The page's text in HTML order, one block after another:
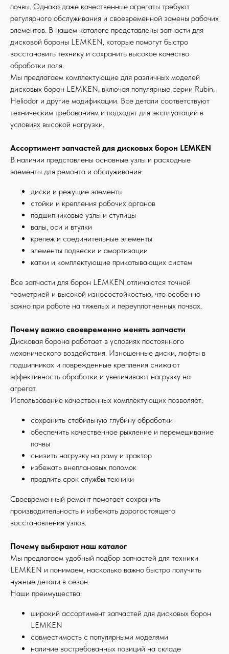
почвы. Однако даже качественные агрегаты требуют
регулярного обслуживания и своевременной замены рабочих
элементов. В нашем каталоге представлены запчасти для
дисковой бороны LEMKEN, которые помогут быстро
восстановить технику и сохранить высокое качество
обработки поля.
Мы предлагаем комплектующие для различных моделей
дисковых борон LEMKEN, включая популярные серии Rubin,
Heliodor и другие модификации. Все детали соответствуют
техническим требованиям и подходят для эксплуатации в
условиях высокой нагрузки.
Ассортимент запчастей для дисковых борон LEMKEN
В наличии представлены основные узлы и расходные
элементы для ремонта и обслуживания:
диски и режущие элементы
стойки и крепления рабочих органов
подшипниковые узлы и ступицы
валы, оси и втулки
крепеж и соединительные элементы
элементы подвески и амортизации
катки и комплектующие прикатывающих систем
Все запчасти для борон LEMKEN отличаются точной
геометрией и высокой износостойкостью, что особенно
важно при работе на тяжелых и переуплотненных почвах.
Почему важно своевременно менять запчасти
Дисковая борона работает в условиях постоянного
механического воздействия. Изношенные диски, люфты в
подшипниках и поврежденные крепления снижают
эффективность обработки и увеличивают нагрузку на
агрегат.
Использование качественных комплектующих позволяет:
сохранить стабильную глубину обработки
обеспечить качественное рыхление и перемешивание
почвы
снизить нагрузку на раму и трактор
избежать внеплановых поломок
продлить срок службы техники
Своевременный ремонт помогает сохранить
производительность и избежать дорогостоящего
восстановления узлов.
Почему выбирают наш каталог
Мы предлагаем удобный подбор запчастей для техники
LEMKEN и понимаем, насколько важно быстро получить
нужные детали в сезон.
Наши преимущества:
широкий ассортимент запчастей для дисковых борон
LEMKEN
совместимость с популярными моделями
наличие востребованных позиций на складе